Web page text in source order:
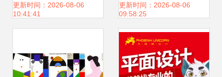
图纸的一站式下载
更新时间：2026-08-06
10:41:41
图网平面设计应用
指南
更新时间：2026-08-06
09:58:25